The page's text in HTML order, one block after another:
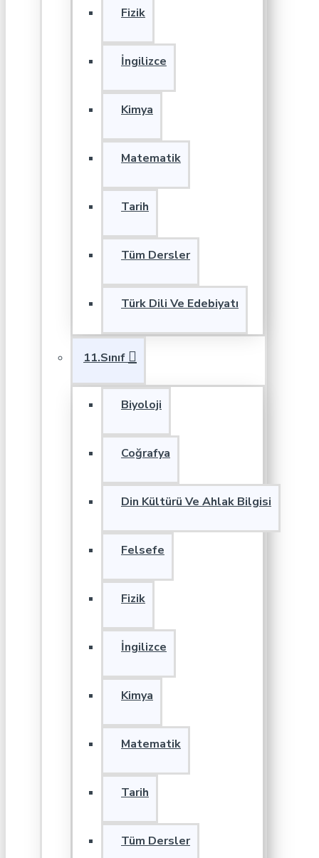
Fizik
İngilizce
Kimya
Matematik
Tarih
Tüm Dersler
Türk Dili Ve Edebiyatı
11.Sınıf
Biyoloji
Coğrafya
Din Kültürü Ve Ahlak Bilgisi
Felsefe
Fizik
İngilizce
Kimya
Matematik
Tarih
Tüm Dersler